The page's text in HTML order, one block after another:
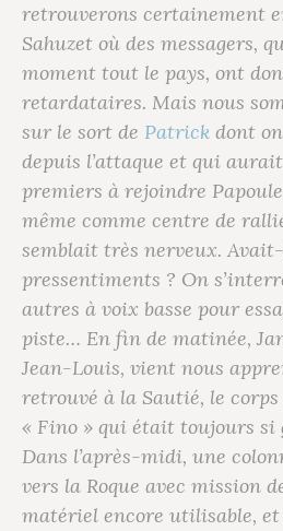
retrouverons certainement
Sahuzet où des messagers,
moment tout le pays, ont
retardataires. Mais nous
sur le sort de Patrick dont
depuis l’attaque et qui
premiers à rejoindre
même comme centre de
semblait très nerveux.
pressentiments ? On
autres à voix basse pour
piste… En fin de matinée,
Jean-Louis, vient nous
retrouvé à la Sautié, le
« Fino » qui était toujours si
Dans l’après-midi, une
vers la Roque avec mission
matériel encore utilisable, et